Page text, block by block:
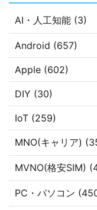
AI・人工知能 (3)
Android (657)
Apple (602)
DIY (30)
IoT (259)
MNO(キャリア)
MVNO(格安SIM)
PC・パソコン